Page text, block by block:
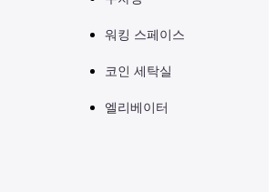
워킹 스페이스
코인 세탁실
엘리베이터